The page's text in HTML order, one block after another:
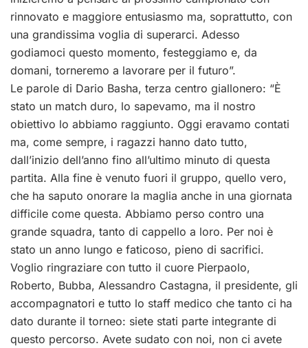
rinnovato e maggiore entusiasmo ma, soprattutto, con
una grandissima voglia di superarci. Adesso
godiamoci questo momento, festeggiamo e, da
domani, torneremo a lavorare per il futuro”.
Le parole di Dario Basha, terza centro giallonero: “È
stato un match duro, lo sapevamo, ma il nostro
obiettivo lo abbiamo raggiunto. Oggi eravamo contati
ma, come sempre, i ragazzi hanno dato tutto,
dall’inizio dell’anno fino all’ultimo minuto di questa
partita. Alla fine è venuto fuori il gruppo, quello vero,
che ha saputo onorare la maglia anche in una giornata
difficile come questa. Abbiamo perso contro una
grande squadra, tanto di cappello a loro. Per noi è
stato un anno lungo e faticoso, pieno di sacrifici.
Voglio ringraziare con tutto il cuore Pierpaolo,
Roberto, Bubba, Alessandro Castagna, il presidente, gli
accompagnatori e tutto lo staff medico che tanto ci ha
dato durante il torneo: siete stati parte integrante di
questo percorso. Avete sudato con noi, non ci avete